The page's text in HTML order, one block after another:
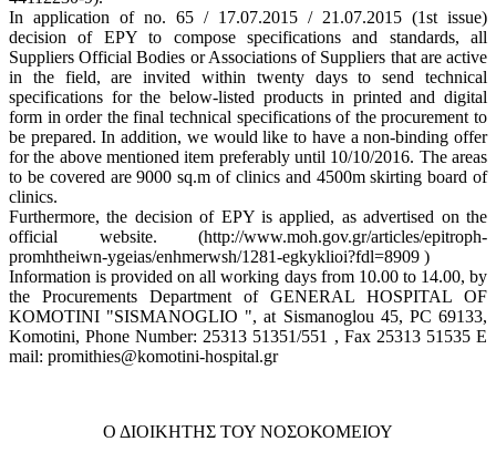
In application of no. 65 / 17.07.2015 / 21.07.2015 (1st issue)
decision of EPY to compose specifications and standards, all
Suppliers Official Bodies or Associations of Suppliers that are active
in the field, are invited within twenty days to send technical
specifications for the below-listed products in printed and digital
form in order the final technical specifications of the procurement to
be prepared. In addition, we would like to have a non-binding offer
for the above mentioned item preferably until 10/10/2016. The areas
to be covered are 9000 sq.m of clinics and 4500m skirting board of
clinics.
Furthermore, the decision of EPY is applied, as advertised on the
official website. (http://www.moh.gov.gr/articles/epitroph-
promhtheiwn-ygeias/enhmerwsh/1281-egkyklioi?fdl=8909 )
Information is provided on all working days from 10.00 to 14.00, by
the Procurements Department of GENERAL HOSPITAL OF
KOMOTINI "SISMANOGLIO ", at Sismanoglou 45, PC 69133,
Komotini, Phone Number: 25313 51351/551 , Fax 25313 51535 E
mail: promithies@komotini-hospital.gr
Ο ΔΙΟΙΚΗΤΗΣ ΤΟΥ ΝΟΣΟΚΟΜΕΙΟΥ